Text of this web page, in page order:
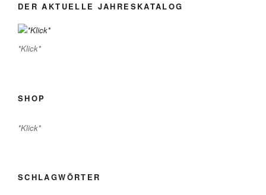
DER AKTUELLE JAHRESKATALOG
*Klick*
SHOP
*Klick*
SCHLAGWÖRTER